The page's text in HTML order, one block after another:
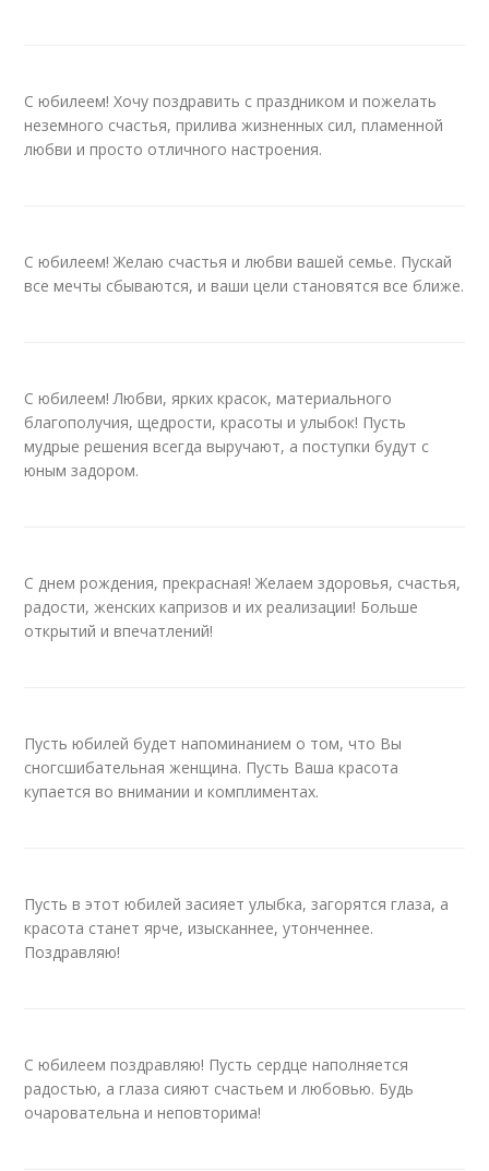
С юбилеем! Хочу поздравить с праздником и пожелать
неземного счастья, прилива жизненных сил, пламенной
любви и просто отличного настроения.
С юбилеем! Желаю счастья и любви вашей семье. Пускай
все мечты сбываются, и ваши цели становятся все ближе.
С юбилеем! Любви, ярких красок, материального
благополучия, щедрости, красоты и улыбок! Пусть
мудрые решения всегда выручают, а поступки будут с
юным задором.
С днем рождения, прекрасная! Желаем здоровья, счастья,
радости, женских капризов и их реализации! Больше
открытий и впечатлений!
Пусть юбилей будет напоминанием о том, что Вы
сногсшибательная женщина. Пусть Ваша красота
купается во внимании и комплиментах.
Пусть в этот юбилей засияет улыбка, загорятся глаза, а
красота станет ярче, изысканнее, утонченнее.
Поздравляю!
С юбилеем поздравляю! Пусть сердце наполняется
радостью, а глаза сияют счастьем и любовью. Будь
очаровательна и неповторима!